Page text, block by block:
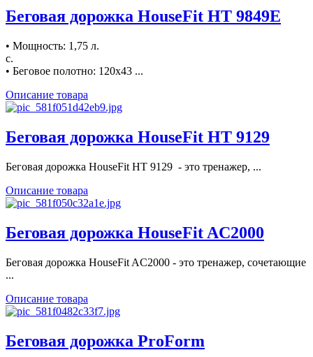
Беговая дорожка HouseFit HТ 9849E
• Мощность: 1,75 л.
с.
• Беговое полотно: 120х43 ...
Описание товара
Беговая дорожка HouseFit HT 9129
Беговая дорожка HouseFit HT 9129 - это тренажер, ...
Описание товара
Беговая дорожка HouseFit AC2000
Беговая дорожка HouseFit AC2000 - это тренажер, сочетающие
...
Описание товара
Беговая дорожка ProForm